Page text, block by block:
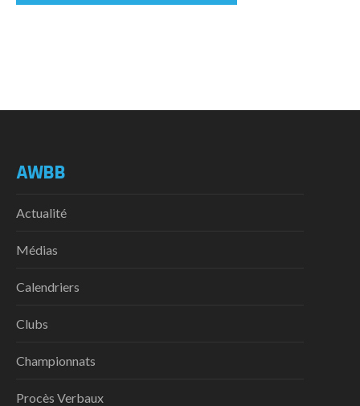
AWBB
Actualité
Médias
Calendriers
Clubs
Championnats
Procès Verbaux